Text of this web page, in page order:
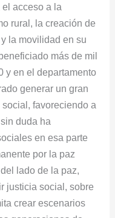
acceso a la
rural, la creación de
la movilidad en su
más de mil
y en el departamento
generar un gran
favoreciendo a
duda ha
en esa parte
por la paz
lado de la paz,
justicia social, sobre
crear escenarios